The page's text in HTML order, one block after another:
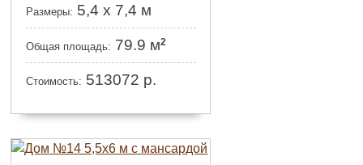
Размеры: 5,4 х 7,4 м
Общая площадь: 79.9 м2
Стоимость: 513072 р.